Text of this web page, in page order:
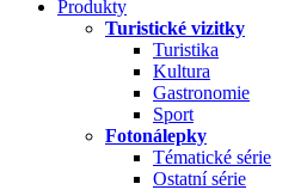
Produkty
Turistické vizitky
Turistika
Kultura
Gastronomie
Sport
Fotonálepky
Tématické série
Ostatní série